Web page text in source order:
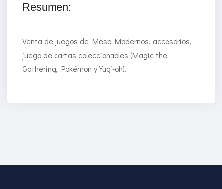
Resumen:
Venta de juegos de Mesa Modernos, accesorios,
juego de cartas coleccionables (Magic the
Gathering, Pokémon y Yugi-oh).